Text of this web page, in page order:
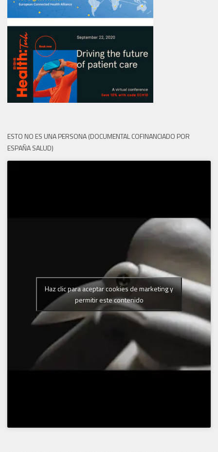
ESTO NO ES UNA PERSONA (DOCUMENTAL COFINANCIADO POR
ESPAÑA SALUD)
Haz clic para aceptar cookies de marketing y
permitir este contenido